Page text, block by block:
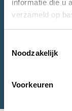
informatie die u
verzameld op
Noodzakelijk
Voorkeuren
Voor